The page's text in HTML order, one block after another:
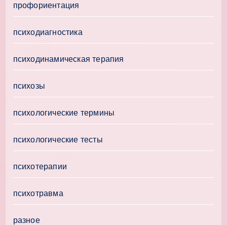
профориентация
психодиагностика
психодинамическая терапия
психозы
психологические термины
психологические тесты
психотерапии
психотравма
разное